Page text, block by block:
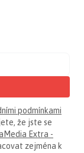
podmínkami
že jste se
Extra -
zejména k